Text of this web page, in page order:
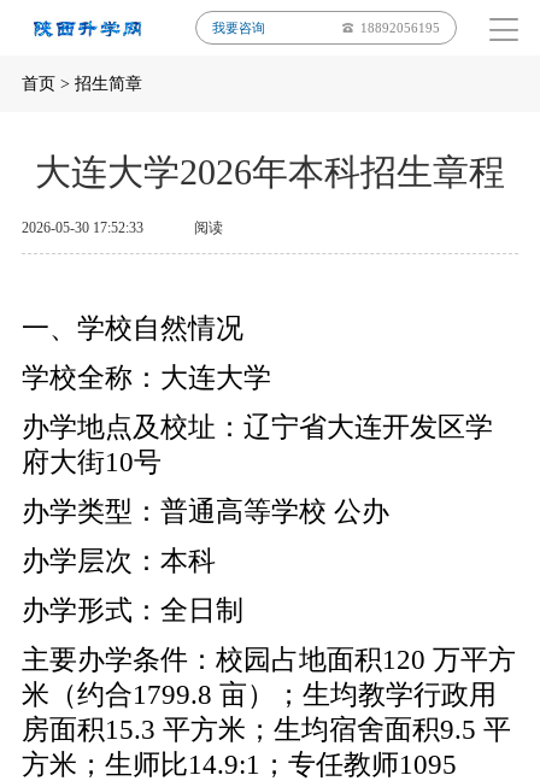
我要咨询 18892056195
首页> 招生简章
大连大学2026年本科招生章程
2026-05-30 17:52:33 阅读
一、学校自然情况
学校全称：大连大学
办学地点及校址：辽宁省大连开发区学
府大街10号
办学类型：普通高等学校 公办
办学层次：本科
办学形式：全日制
主要办学条件：校园占地面积120 万平方
米（约合1799.8 亩）；生均教学行政用
房面积15.3 平方米；生均宿舍面积9.5 平
方米；生师比14.9:1；专任教师1095